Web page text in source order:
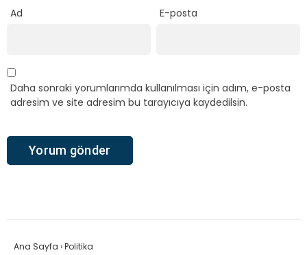
Ad E-posta
Daha sonraki yorumlarımda kullanılması için adım, e-posta
adresim ve site adresim bu tarayıcıya kaydedilsin.
Ana Sayfa ›Politika